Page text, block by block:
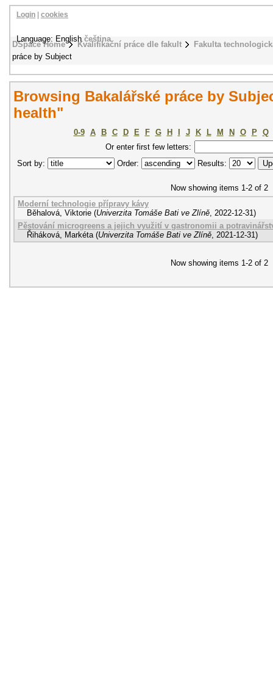
DSpace Home Kvalifikační práce dle fakult
Fakulta
práce by Subject
Login cookies
Language: Englishčeština
Browsing Bakalářské práce by
health"
0-9 A B C D E F G H J K L M N O P
Q
Or enter first few letters:
Sort by:
Order: Results:
Now showing items 1-2 of 2
Moderní technologie přípravy kávy
Běhalová, Viktorie (Univerzita Tomáše Bati ve Zlíně, 2022-12-31)
Pěstování microgreens a jejich využití v gastronomii a
Řiháková, Markéta (Univerzita Tomáše Bati ve Zlíně, 2021-12-31)
Now showing items 1-2 of 2